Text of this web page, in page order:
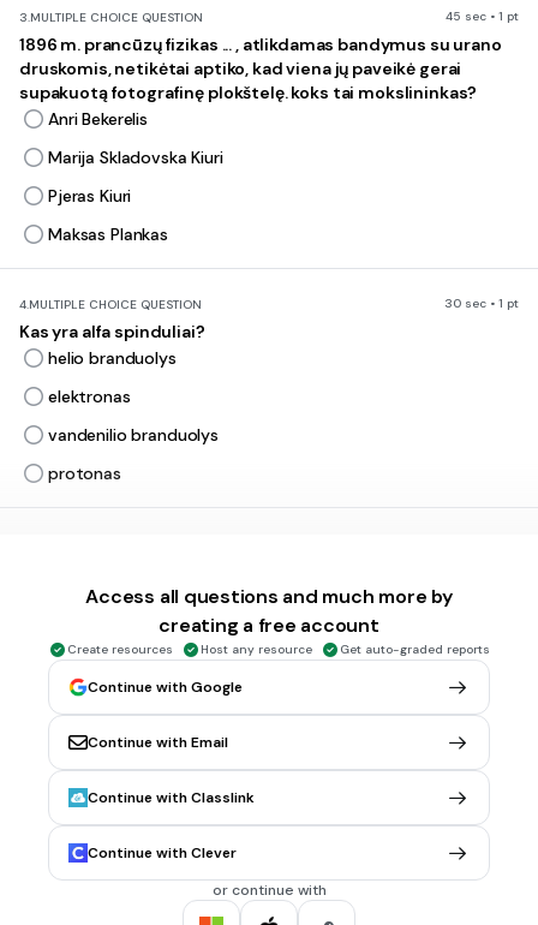
3.MULTIPLE CHOICE QUESTION 45 sec • 1 pt
1896 m. prancūzų fizikas ... , atlikdamas bandymus su urano
druskomis, netikėtai aptiko, kad viena jų paveikė gerai
supakuotą fotografinę plokštelę. koks tai mokslininkas?
Anri Bekerelis
Marija Skladovska Kiuri
Pjeras Kiuri
Maksas Plankas
4.MULTIPLE CHOICE QUESTION 30 sec • 1 pt
Kas yra alfa spinduliai?
helio branduolys
elektronas
vandenilio branduolys
protonas
elektromagnetiniai spinduliai
neutronai
protonai
MULTIPLE CHOICE QUESTION 30 sec • 1 pt
Kas yra Ɣ spinduliai?
elektromagnetiniai spinduliai
elektronų srautas
helio branduolių srautas
Access all questions and much more by
creating a free account
Create resources Host any resource Get auto-graded reports
Continue with Google
Continue with Email
Continue with Classlink
Continue with Clever
or continue with